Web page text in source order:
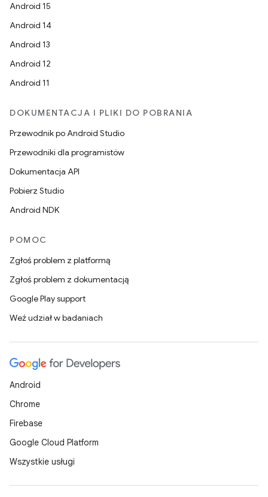
Android 15
Android 14
Android 13
Android 12
Android 11
DOKUMENTACJA I PLIKI DO POBRANIA
Przewodnik po Android Studio
Przewodniki dla programistów
Dokumentacja API
Pobierz Studio
Android NDK
POMOC
Zgłoś problem z platformą
Zgłoś problem z dokumentacją
Google Play support
Weź udział w badaniach
Android
Chrome
Firebase
Google Cloud Platform
Wszystkie usługi